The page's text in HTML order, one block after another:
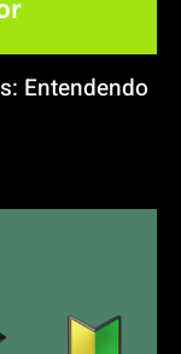
Entendendo